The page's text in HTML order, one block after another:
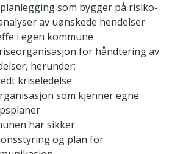
som bygger på risiko-
av uønskede hendelser
i egen kommune
for håndtering av
herunder;
kriseledelse
som kjenner egne
har sikker
og plan for